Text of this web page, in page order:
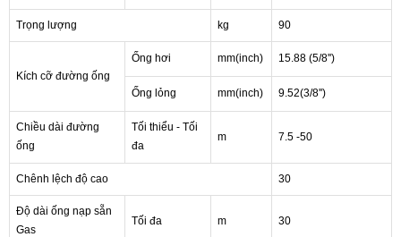
Trọng lượng kg 90
Kích cỡ đường ống
Ống hơi mm(inch) 15.88 (5/8'')
Ống lỏng mm(inch) 9.52(3/8'')
Chiều dài đường
ống
Tối thiểu - Tối
đa
m 7.5 -50
Chênh lệch độ cao 30
Độ dài ống nạp sẵn
Gas
Tối đa m 30